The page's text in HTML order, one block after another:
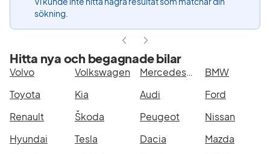
sökning.
Hitta nya och begagnade bilar
Volvo Volkswagen Mercedes-Benz
BMW
Toyota
Kia Audi
Ford
Renault
Škoda Peugeot
Nissan
Hyundai
Tesla Dacia
Mazda